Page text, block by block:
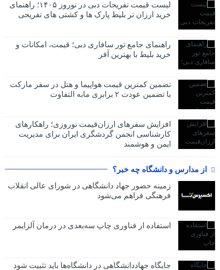
لیست قیمت تفریحات دبی در نوروز ۱۴۰۵؛ راهنمای
خرید ارزان تر بلیط پارک ها و کشتی های تفریحی
راهنمای جامع تور سافاری دبی؛ قیمت، امکانات و
خرید بلیط با بهترین آفر
تضمین کمترین قیمت هواپیما و هتل در سفر مارکت
با تضمین عودت ۲ برابری مابه التفاوت
افزایش سفرهای ارزان‌قیمت نوروزی؛ راهکارهای
کارشناسی انجمن گردشگری ایران برای مدیریت
ایمن و هوشمند
از مدارس و دانشگاه چه خبر؟
زمینه حضور جهاد دانشگاهی در شورای عالی انقلاب
فرهنگی فراهم می‌شود
استفاده از فناوری چاپ سه‌بعدی در درمان آلزایمر
جایگاه جهاددانشگاهی در دانشگاه‌ها باید تثبیت شود